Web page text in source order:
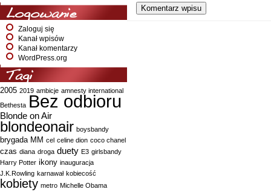
Logowanie
Zaloguj się
Kanał wpisów
Kanał komentarzy
WordPress.org
Tagi
2005 2019 ambicje amnesty international
Bethesta Bez odbioru
Blonde on Air
blondeonair boysbandy
brygada MM cel celine dion coco chanel
czas diana droga duety E3 girlsbandy
Harry Potter ikony inauguracja
J.K.Rowling karnawał kobiecość
kobiety metro Michelle Obama